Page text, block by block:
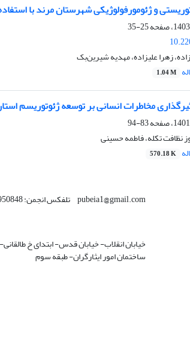
و ژئومورفولوژیکی شهرستان مرند با
25-35
زهرا علیزاده، مهدیه شیرین‌بک
1.04 M
مخاطرات انسانی بر توسعه ژئوتوریسم
83-94
نظافت تکله، فاطمه حسینی
570.18 K
pubeia1@gmail.com تلفکس انجمن: 66950848- 021
ساختمان امور ایثارگران- طبقه سوم